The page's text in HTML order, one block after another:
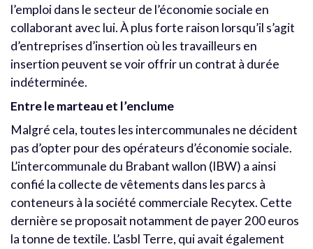
l’emploi dans le secteur de l’économie sociale en
collaborant avec lui. À plus forte raison lorsqu’il s’agit
d’entreprises d’insertion où les travailleurs en
insertion peuvent se voir offrir un contrat à durée
indéterminée.
Entre le marteau et l’enclume
Malgré cela, toutes les intercommunales ne décident
pas d’opter pour des opérateurs d’économie sociale.
L’intercommunale du Brabant wallon (IBW) a ainsi
confié la collecte de vêtements dans les parcs à
conteneurs à la société commerciale Recytex. Cette
dernière se proposait notamment de payer 200 euros
la tonne de textile. L’asbl Terre, qui avait également